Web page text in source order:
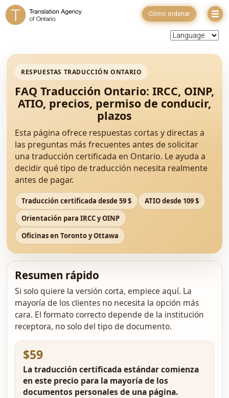
Cómo ordenar
RESPUESTAS TRADUCCIÓN ONTARIO
FAQ Traducción Ontario: IRCC, OINP,
ATIO, precios, permiso de conducir,
plazos
Esta página ofrece respuestas cortas y directas a
las preguntas más frecuentes antes de solicitar
una traducción certificada en Ontario. Le ayuda a
decidir qué tipo de traducción necesita realmente
antes de pagar.
Traducción certificada desde 59 $
ATIO desde 109 $
Orientación para IRCC y OINP
Oficinas en Toronto y Ottawa
Resumen rápido
Si solo quiere la versión corta, empiece aquí. La
mayoría de los clientes no necesita la opción más
cara. El formato correcto depende de la institución
receptora, no solo del tipo de documento.
$59
La traducción certificada estándar comienza
en este precio para la mayoría de los
documentos personales de una página.